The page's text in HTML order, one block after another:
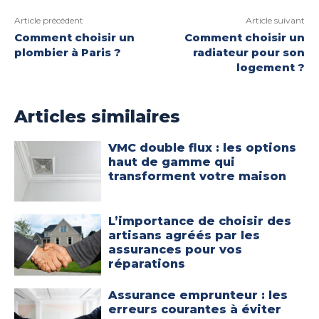
Article précédent
Comment choisir un
plombier à Paris ?
Article suivant
Comment choisir un
radiateur pour son
logement ?
Articles similaires
VMC double flux : les options
haut de gamme qui
transforment votre maison
L’importance de choisir des
artisans agréés par les
assurances pour vos
réparations
Assurance emprunteur : les
erreurs courantes à éviter